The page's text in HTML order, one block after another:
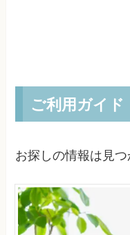
ご利用ガイド
お探しの情報は見つ